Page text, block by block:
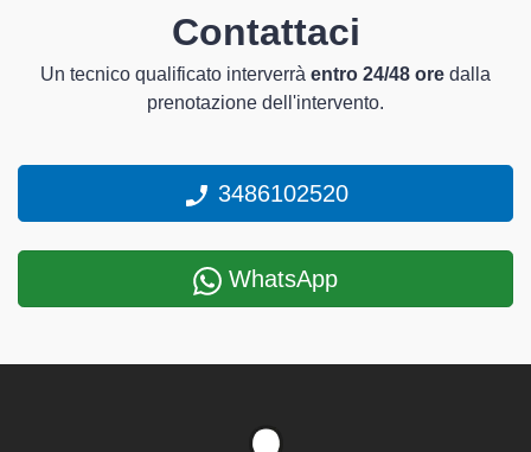
Contattaci
Un tecnico qualificato interverrà entro 24/48 ore dalla
prenotazione dell'intervento.
3486102520
WhatsApp